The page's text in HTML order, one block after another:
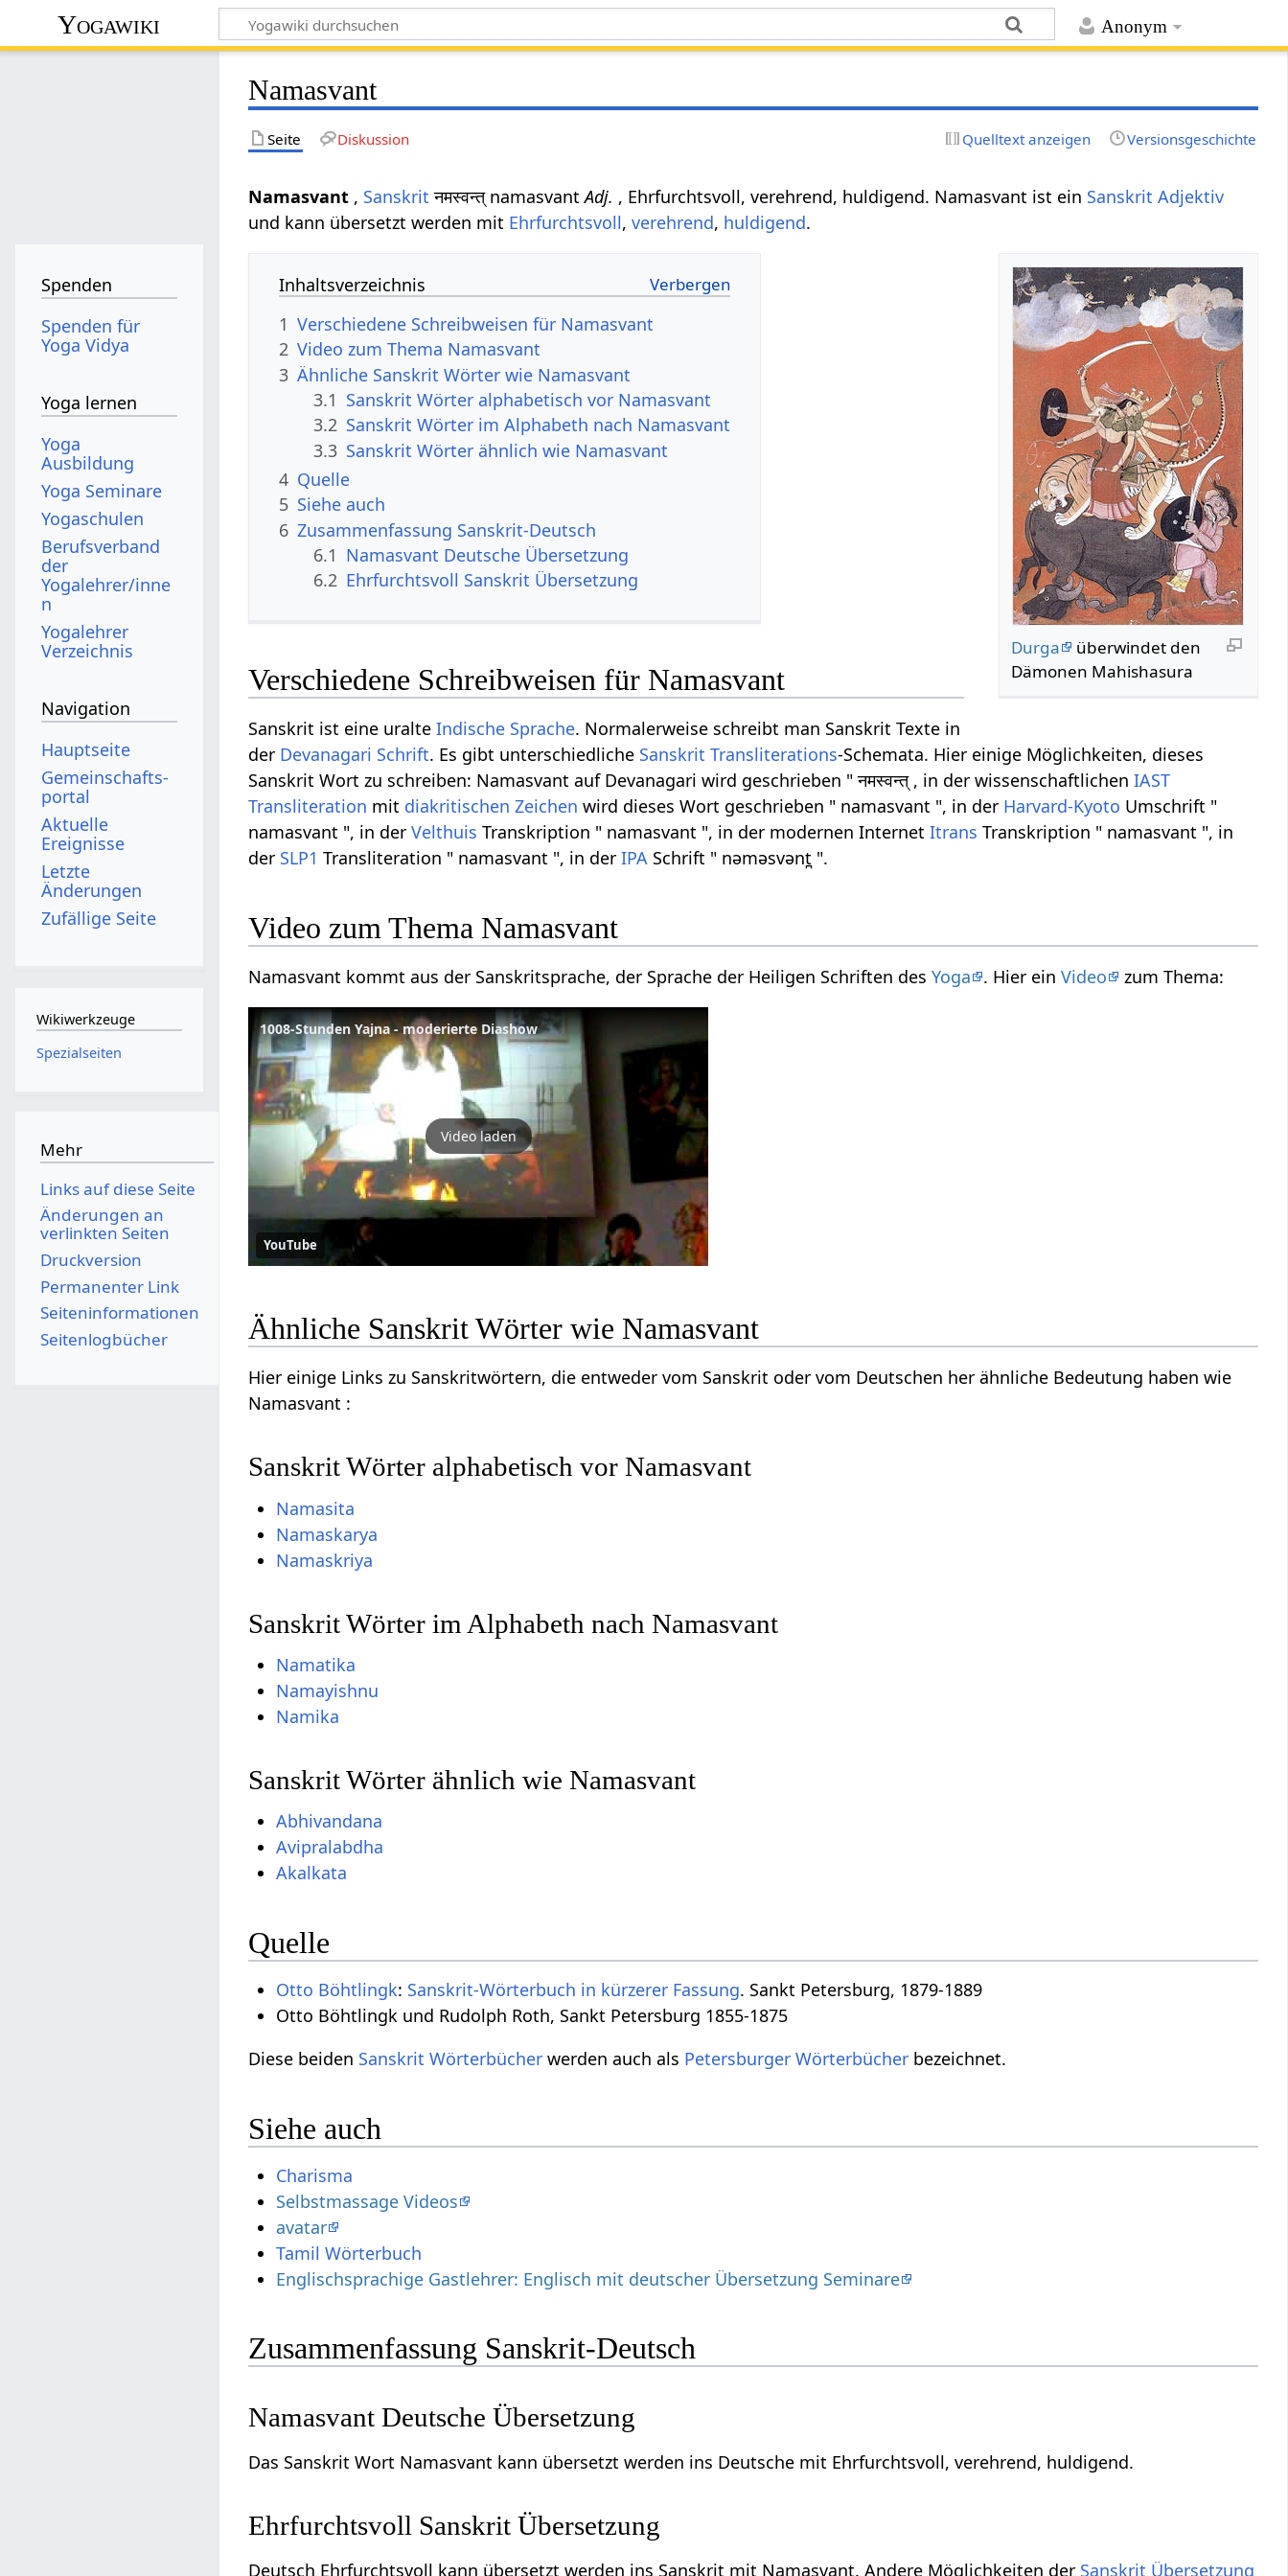
Anonym
Yogawiki
Namasvant
Seite Diskussion Quelltext anzeigen Versionsgeschichte
Namasvant , Sanskrit नमस्वन्त् namasvantAdj. , Ehrfurchtsvoll, verehrend, huldigend. Namasvant ist ein Sanskrit Adjektiv
und kann übersetzt werden mit Ehrfurchtsvoll,verehrend, huldigend.
Durga
überwindet den
Dämonen Mahishasura
Inhaltsverzeichnis
1 Verschiedene Schreibweisen für Namasvant
2 Video zum Thema Namasvant
3 Ähnliche Sanskrit Wörter wie Namasvant
3.1 Sanskrit Wörter alphabetisch vor Namasvant
3.2 Sanskrit Wörter im Alphabeth nach Namasvant
3.3 Sanskrit Wörter ähnlich wie Namasvant
4 Quelle
5 Siehe auch
6 Zusammenfassung Sanskrit-Deutsch
6.1 Namasvant Deutsche Übersetzung
6.2 Ehrfurchtsvoll Sanskrit Übersetzung
Verschiedene Schreibweisen für Namasvant
Sanskrit ist eine uralteIndische Sprache. Normalerweise schreibt man Sanskrit Texte in
der Devanagari Schrift. Es gibt unterschiedliche Sanskrit Transliterations-Schemata. Hier einige Möglichkeiten, dieses
Sanskrit Wort zu schreiben: Namasvant auf Devanagari wird geschrieben " नमस्वन्त् , in der wissenschaftlichenIAST
Transliteration mit diakritischen Zeichen wird dieses Wort geschrieben " namasvant ", in der Harvard-Kyoto Umschrift "
namasvant ", in derVelthuis Transkription " namasvant ", in der modernen InternetItrans Transkription " namasvant ", in
der SLP1 Transliteration " namasvant ", in derIPA Schrift " nəməsvənt̪ ".
Video zum Thema Namasvant
Namasvant kommt aus der Sanskritsprache, der Sprache der Heiligen Schriften desYoga . Hier einVideo zum Thema:
1008-Stunden Yajna - moderierte Diashow
Video laden
YouTube
Ähnliche Sanskrit Wörter wie Namasvant
Hier einige Links zu Sanskritwörtern, die entweder vom Sanskrit oder vom Deutschen her ähnliche Bedeutung haben wie
Namasvant :
Sanskrit Wörter alphabetisch vor Namasvant
Namasita
Namaskarya
Namaskriya
Sanskrit Wörter im Alphabeth nach Namasvant
Namatika
Namayishnu
Namika
Sanskrit Wörter ähnlich wie Namasvant
Abhivandana
Avipralabdha
Akalkata
Quelle
Otto Böhtlingk: Sanskrit-Wörterbuch in kürzerer Fassung. Sankt Petersburg, 1879-1889
Otto Böhtlingk und Rudolph Roth, Sankt Petersburg 1855-1875
Diese beiden Sanskrit Wörterbücher werden auch als Petersburger Wörterbücher bezeichnet.
Siehe auch
Charisma
Selbstmassage Videos
avatar
Tamil Wörterbuch
Englischsprachige Gastlehrer: Englisch mit deutscher Übersetzung Seminare
Zusammenfassung Sanskrit-Deutsch
Namasvant Deutsche Übersetzung
Das Sanskrit Wort Namasvant kann übersetzt werden ins Deutsche mit Ehrfurchtsvoll, verehrend, huldigend.
Ehrfurchtsvoll Sanskrit Übersetzung
Deutsch Ehrfurchtsvoll kann übersetzt werden ins Sanskrit mit Namasvant. Andere Möglichkeiten der Sanskrit Übersetzung
Spenden
Spenden für
Yoga Vidya
Yoga lernen
Yoga
Ausbildung
Yoga Seminare
Yogaschulen
Berufsverband
der
Yogalehrer/inne
n
Yogalehrer
Verzeichnis
Navigation
Hauptseite
Gemeinschafts­
portal
Aktuelle
Ereignisse
Letzte
Änderungen
Zufällige Seite
Wikiwerkzeuge
Spezialseiten
Mehr
Links auf diese Seite
Änderungen an
verlinkten Seiten
Druckversion
Permanenter Link
Seiten­­informationen
Seitenlogbücher